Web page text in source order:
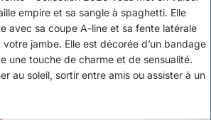
empire et sa sangle à spaghetti. Elle
avec sa coupe A-line et sa fente latérale
jambe. Elle est décorée d’un bandage
une touche de charme et de sensualité.
au soleil, sortir entre amis ou assister à un